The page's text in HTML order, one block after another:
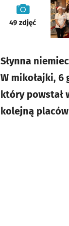
galeria
49 zdjęć
Słynna
W mikołajki, 6
który powstał
kolejną